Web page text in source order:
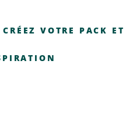
CRÉEZ VOTRE PACK